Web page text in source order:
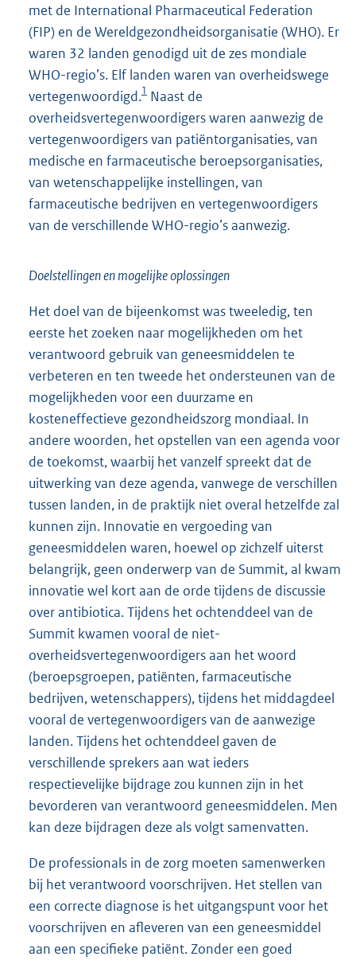
met de International Pharmaceutical Federation
(FIP) en de Wereldgezondheidsorganisatie (WHO). Er
waren 32 landen genodigd uit de zes mondiale
WHO-regio’s. Elf landen waren van overheidswege
vertegenwoordigd.1 Naast de
overheidsvertegenwoordigers waren aanwezig de
vertegenwoordigers van patiëntorganisaties, van
medische en farmaceutische beroepsorganisaties,
van wetenschappelijke instellingen, van
farmaceutische bedrijven en vertegenwoordigers
van de verschillende WHO-regio’s aanwezig.
Doelstellingen en mogelijke oplossingen
Het doel van de bijeenkomst was tweeledig, ten
eerste het zoeken naar mogelijkheden om het
verantwoord gebruik van geneesmiddelen te
verbeteren en ten tweede het ondersteunen van de
mogelijkheden voor een duurzame en
kosteneffectieve gezondheidszorg mondiaal. In
andere woorden, het opstellen van een agenda voor
de toekomst, waarbij het vanzelf spreekt dat de
uitwerking van deze agenda, vanwege de verschillen
tussen landen, in de praktijk niet overal hetzelfde zal
kunnen zijn. Innovatie en vergoeding van
geneesmiddelen waren, hoewel op zichzelf uiterst
belangrijk, geen onderwerp van de Summit, al kwam
innovatie wel kort aan de orde tijdens de discussie
over antibiotica. Tijdens het ochtenddeel van de
Summit kwamen vooral de niet-
overheidsvertegenwoordigers aan het woord
(beroepsgroepen, patiënten, farmaceutische
bedrijven, wetenschappers), tijdens het middagdeel
vooral de vertegenwoordigers van de aanwezige
landen. Tijdens het ochtenddeel gaven de
verschillende sprekers aan wat ieders
respectievelijke bijdrage zou kunnen zijn in het
bevorderen van verantwoord geneesmiddelen. Men
kan deze bijdragen deze als volgt samenvatten.
De professionals in de zorg moeten samenwerken
bij het verantwoord voorschrijven. Het stellen van
een correcte diagnose is het uitgangspunt voor het
voorschrijven en afleveren van een geneesmiddel
aan een specifieke patiënt. Zonder een goed